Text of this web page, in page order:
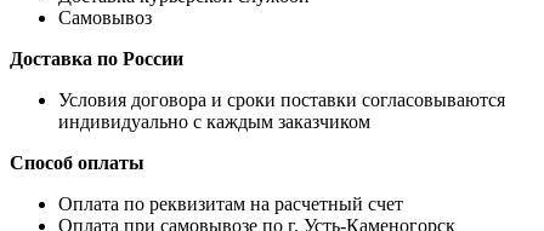
Самовывоз
Доставка по России
Условия договора и сроки поставки согласовываются
индивидуально с каждым заказчиком
Способ оплаты
Оплата по реквизитам на расчетный счет
Оплата при самовывозе по г. Усть-Каменогорск